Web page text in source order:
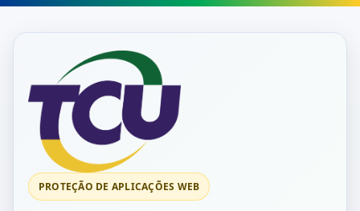
PROTEÇÃO DE APLICAÇÕES WEB